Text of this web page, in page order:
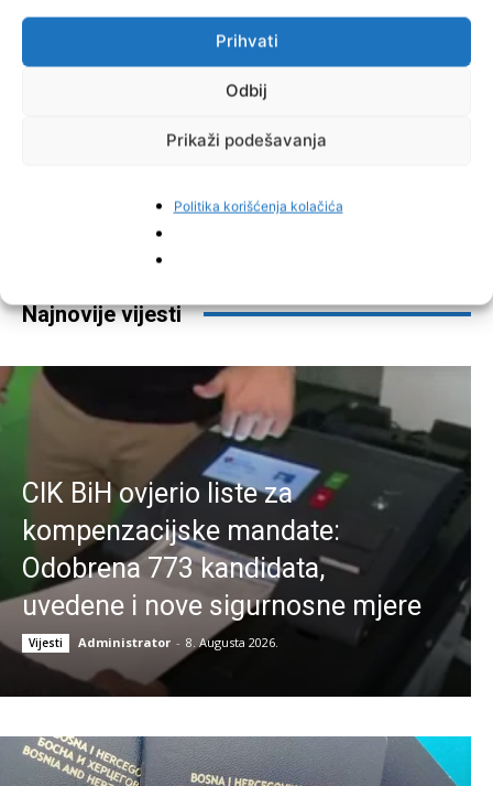
Prihvati
Odbij
Prikaži podešavanja
Politika korišćenja kolačića
Pinterest
Najnovije vijesti
CIK BiH ovjerio liste za
kompenzacijske mandate:
Odobrena 773 kandidata,
uvedene i nove sigurnosne mjere
Vijesti Administrator - 8. Augusta 2026.